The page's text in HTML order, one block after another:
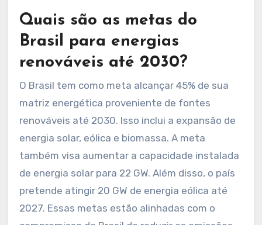
Quais são as metas do
Brasil para energias
renováveis até 2030?
O Brasil tem como meta alcançar 45% de sua
matriz energética proveniente de fontes
renováveis até 2030. Isso inclui a expansão de
energia solar, eólica e biomassa. A meta
também visa aumentar a capacidade instalada
de energia solar para 22 GW. Além disso, o país
pretende atingir 20 GW de energia eólica até
2027. Essas metas estão alinhadas com o